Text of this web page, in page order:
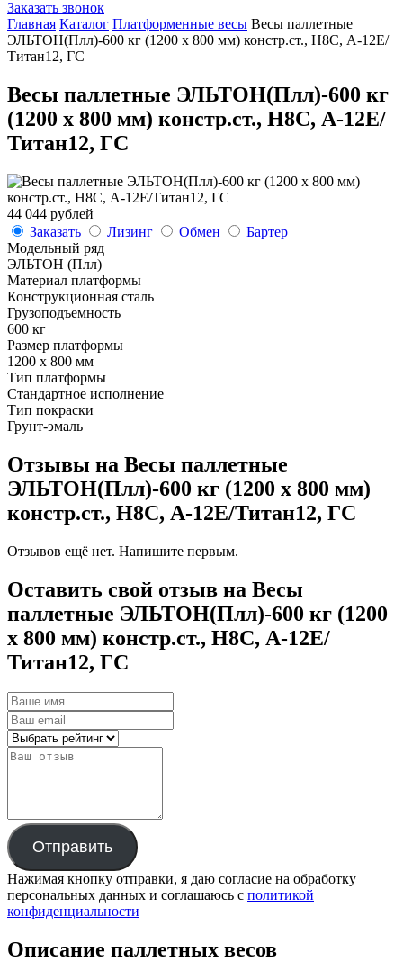
Заказать звонок
Главная Каталог Платформенные весы Весы паллетные
ЭЛЬТОН(Плл)-600 кг (1200 х 800 мм) констр.ст., H8C, А-12Е/
Титан12, ГС
Весы паллетные ЭЛЬТОН(Плл)-600 кг
(1200 х 800 мм) констр.ст., H8C, А-12Е/
Титан12, ГС
44 044 рублей
Заказать
Лизинг Обмен
Бартер
Модельный ряд
ЭЛЬТОН (Плл)
Материал платформы
Конструкционная сталь
Грузоподъемность
600 кг
Размер платформы
1200 х 800 мм
Тип платформы
Стандартное исполнение
Тип покраски
Грунт-эмаль
Отзывы на Весы паллетные
ЭЛЬТОН(Плл)-600 кг (1200 х 800 мм)
констр.ст., H8C, А-12Е/Титан12, ГС
Отзывов ещё нет. Напишите первым.
Оставить свой отзыв на Весы
паллетные ЭЛЬТОН(Плл)-600 кг (1200
х 800 мм) констр.ст., H8C, А-12Е/
Титан12, ГС
Отправить
Нажимая кнопку отправки, я даю согласие на обработку
персональных данных и соглашаюсь с политикой
конфиденциальности
Описание паллетных весов